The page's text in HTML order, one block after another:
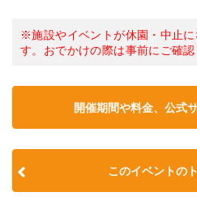
※施設やイベントが休園・中止
す。おでかけの際は事前にご確認
開催期間や料金、公式
このイベントの